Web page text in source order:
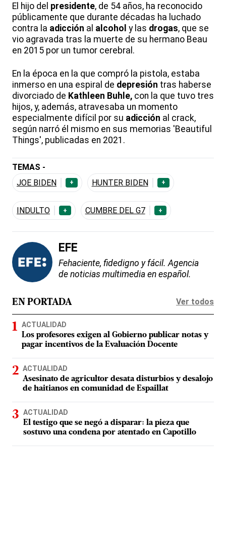
El hijo del presidente, de 54 años, ha reconocido
públicamente que durante décadas ha luchado
contra la adicción al alcohol y las drogas, que se
vio agravada tras la muerte de su hermano Beau
en 2015 por un tumor cerebral.
En la época en la que compró la pistola, estaba
inmerso en una espiral de depresión tras haberse
divorciado de Kathleen Buhle, con la que tuvo tres
hijos, y, además, atravesaba un momento
especialmente difícil por su adicción al crack,
según narró él mismo en sus memorias 'Beautiful
Things', publicadas en 2021.
TEMAS -
JOE BIDEN
+ HUNTER BIDEN +
INDULTO + CUMBRE DEL G7 +
EFE
Fehaciente, fidedigno y fácil. Agencia
de noticias multimedia en español.
EN PORTADA Ver todos
ACTUALIDAD
Los profesores exigen al Gobierno publicar notas y
pagar incentivos de la Evaluación Docente
ACTUALIDAD
Asesinato de agricultor desata disturbios y desalojo
de haitianos en comunidad de Espaillat
ACTUALIDAD
El testigo que se negó a disparar: la pieza que
sostuvo una condena por atentado en Capotillo